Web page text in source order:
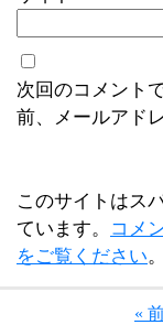
次回のコメント
前、メールアド
このサイトはス
ています。
コメ
をご覧ください。
«